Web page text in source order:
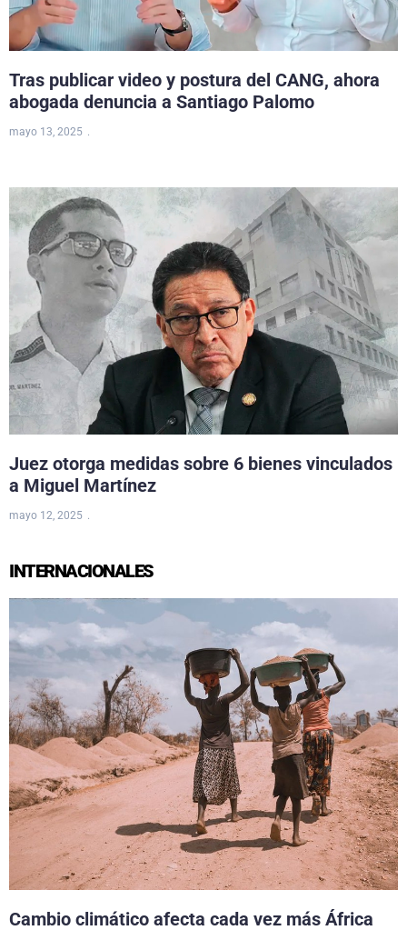
Tras publicar video y postura del CANG, ahora
abogada denuncia a Santiago Palomo
mayo 13, 2025
Juez otorga medidas sobre 6 bienes vinculados
a Miguel Martínez
mayo 12, 2025
INTERNACIONALES
Cambio climático afecta cada vez más África